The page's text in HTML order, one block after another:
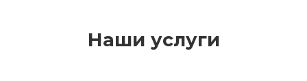
Наши услуги